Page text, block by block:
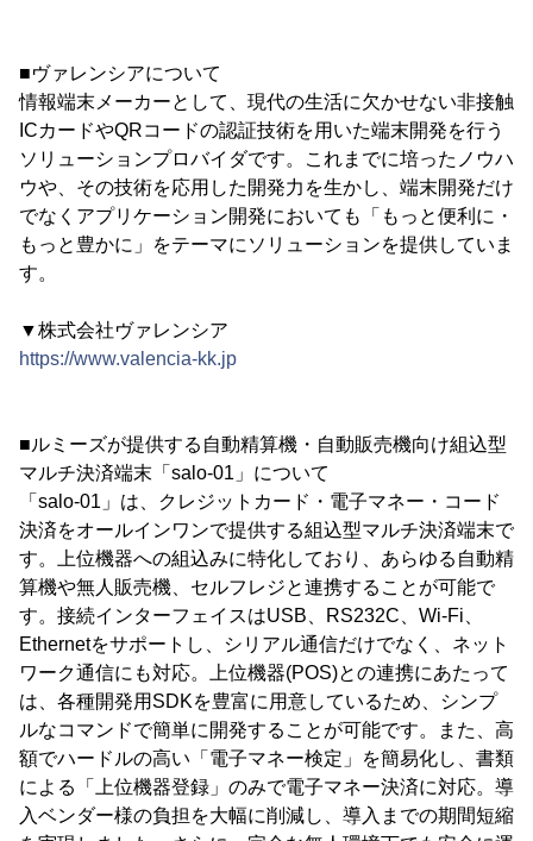
■ヴァレンシアについて
情報端末メーカーとして、現代の生活に欠かせない非接触
ICカードやQRコードの認証技術を用いた端末開発を行う
ソリューションプロバイダです。これまでに培ったノウハ
ウや、その技術を応用した開発力を生かし、端末開発だけ
でなくアプリケーション開発においても「もっと便利に・
もっと豊かに」をテーマにソリューションを提供していま
す。
▼株式会社ヴァレンシア
https://www.valencia-kk.jp
■ルミーズが提供する自動精算機・自動販売機向け組込型
マルチ決済端末「salo-01」について
「salo-01」は、クレジットカード・電子マネー・コード
決済をオールインワンで提供する組込型マルチ決済端末で
す。上位機器への組込みに特化しており、あらゆる自動精
算機や無人販売機、セルフレジと連携することが可能で
す。接続インターフェイスはUSB、RS232C、Wi-Fi、
Ethernetをサポートし、シリアル通信だけでなく、ネット
ワーク通信にも対応。上位機器(POS)との連携にあたって
は、各種開発用SDKを豊富に用意しているため、シンプ
ルなコマンドで簡単に開発することが可能です。また、高
額でハードルの高い「電子マネー検定」を簡易化し、書類
による「上位機器登録」のみで電子マネー決済に対応。導
入ベンダー様の負担を大幅に削減し、導入までの期間短縮